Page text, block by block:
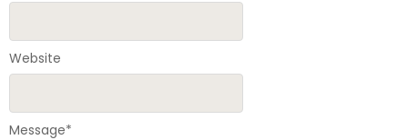
Message*
Website